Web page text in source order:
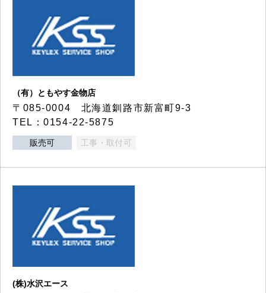
（有）ともやす金物店
〒085-0004 北海道釧路市新富町9-3
TEL：0154-22-5875
販売可 工事・取付可
(株)水沢エース